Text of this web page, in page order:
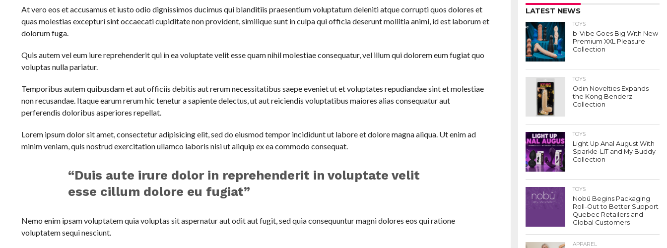
At vero eos et accusamus et iusto odio dignissimos ducimus qui blanditiis praesentium voluptatum deleniti atque corrupti quos dolores et
quas molestias excepturi sint occaecati cupiditate non provident, similique sunt in culpa qui officia deserunt mollitia animi, id est laborum et
dolorum fuga.
Quis autem vel eum iure reprehenderit qui in ea voluptate velit esse quam nihil molestiae consequatur, vel illum qui dolorem eum fugiat quo
voluptas nulla pariatur.
Temporibus autem quibusdam et aut officiis debitis aut rerum necessitatibus saepe eveniet ut et voluptates repudiandae sint et molestiae
non recusandae. Itaque earum rerum hic tenetur a sapiente delectus, ut aut reiciendis voluptatibus maiores alias consequatur aut
perferendis doloribus asperiores repellat.
Lorem ipsum dolor sit amet, consectetur adipisicing elit, sed do eiusmod tempor incididunt ut labore et dolore magna aliqua. Ut enim ad
minim veniam, quis nostrud exercitation ullamco laboris nisi ut aliquip ex ea commodo consequat.
“Duis aute irure dolor in reprehenderit in voluptate velit
esse cillum dolore eu fugiat”
Nemo enim ipsam voluptatem quia voluptas sit aspernatur aut odit aut fugit, sed quia consequuntur magni dolores eos qui ratione
voluptatem sequi nesciunt.
LATEST NEWS
TOYS
b-Vibe Goes Big With New
Premium XXL Pleasure
Collection
TOYS
Odin Novelties Expands
the Kong Benderz
Collection
TOYS
Light Up Anal August With
Sparkle-LIT and My Buddy
Collection
TOYS
Nobü Begins Packaging
Roll-Out to Better Support
Quebec Retailers and
Global Customers
APPAREL